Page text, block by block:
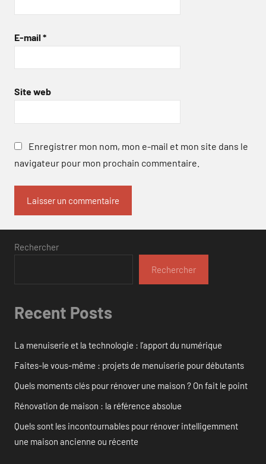
E-mail *
Site web
Enregistrer mon nom, mon e-mail et mon site dans le
navigateur pour mon prochain commentaire.
Rechercher
Rechercher
Recent Posts
La menuiserie et la technologie : l’apport du numérique
Faites-le vous-même : projets de menuiserie pour débutants
Quels moments clés pour rénover une maison ? On fait le point
Rénovation de maison : la référence absolue
Quels sont les incontournables pour rénover intelligemment
une maison ancienne ou récente